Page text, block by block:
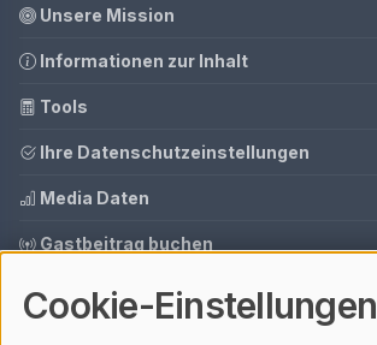
Unsere Mission
Informationen zur Inhalt
Tools
Ihre Datenschutzeinstellungen
Media Daten
Gastbeitrag buchen
Cookie-Einstellungen